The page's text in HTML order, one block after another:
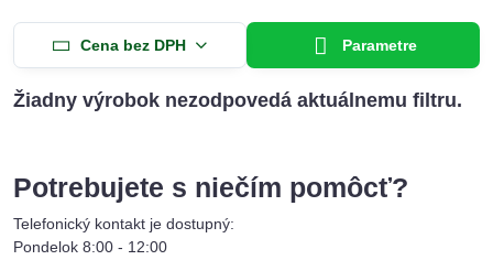
Cena bez DPH Parametre
Potrebujete s niečím pomôcť?
Telefonický kontakt je dostupný:
Pondelok 8:00 - 12:00